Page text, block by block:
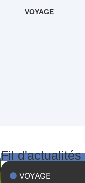
VOYAGE
Fil d'actualités
VOYAGE